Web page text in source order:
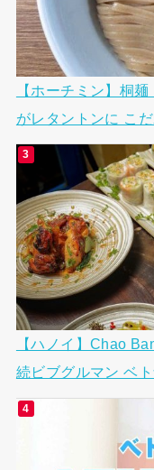
【ホーチミン】桐
がレタントンに こ
【ハノイ】Chao
続ビブグルマン ベ